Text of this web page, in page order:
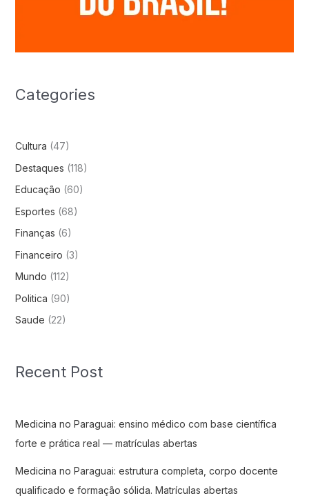
Categories
Cultura (47)
Destaques (118)
Educação (60)
Esportes (68)
Finanças (6)
Financeiro (3)
Mundo (112)
Politica (90)
Saude (22)
Recent Post
Medicina no Paraguai: ensino médico com base científica
forte e prática real — matrículas abertas
Medicina no Paraguai: estrutura completa, corpo docente
qualificado e formação sólida. Matrículas abertas